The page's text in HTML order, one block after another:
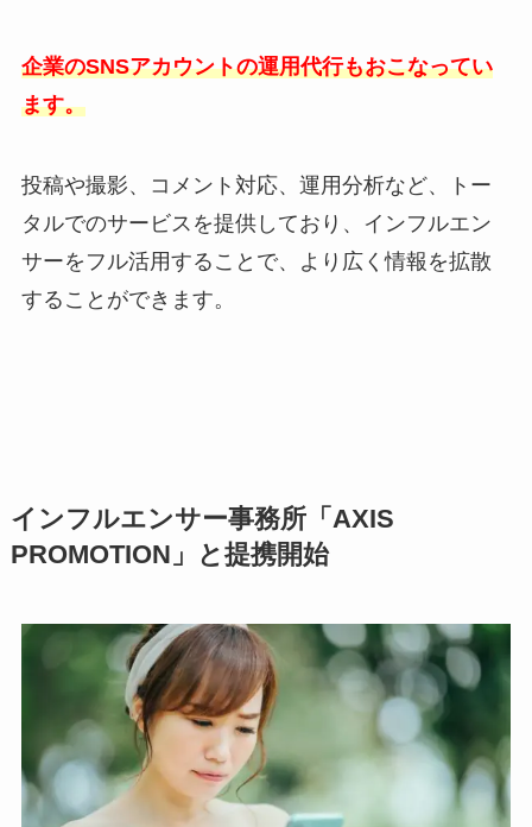
企業のSNSアカウントの運用代行もおこなってい
ます。
投稿や撮影、コメント対応、運用分析など、トー
タルでのサービスを提供しており、インフルエン
サーをフル活用することで、より広く情報を拡散
することができます。
インフルエンサー事務所「AXIS
PROMOTION」と提携開始